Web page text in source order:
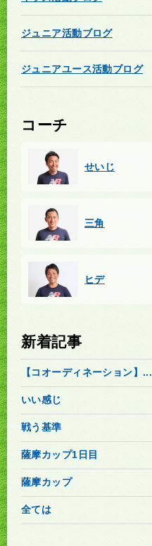
ジュニア活動ブログ
ジュニアユース活動ブログ
コーチ
せいじ
三角
ヒデ
新着記事
【コオーディネーション】...
いい感じ
戦う基準
薩摩カップ1日目
薩摩カップ
全ては